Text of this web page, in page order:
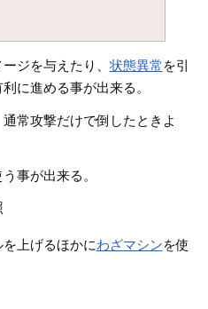
ジを与えたり、 状態異常 を引
に進める事が出来る。
常攻撃だけで倒したときよ
事が出来る。
上げるほかにわざマシンを使